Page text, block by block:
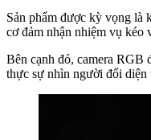
Sản phẩm được kỳ vọng là
cơ đảm nhận nhiệm vụ kéo
Bên cạnh đó, camera RGB
thực sự nhìn người đối diện